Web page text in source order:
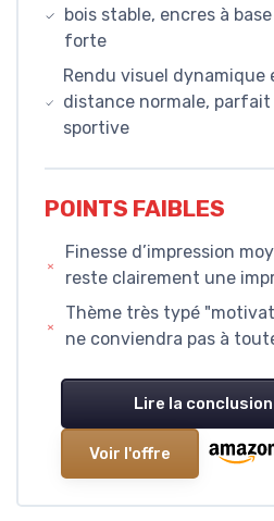
bois stable, encres à
forte
Rendu visuel dynamique
distance normale,
sportive
POINTS FAIBLES
Finesse d’impression
reste clairement une
Thème très typé
ne conviendra pas à
Lire la
Voir l'offre